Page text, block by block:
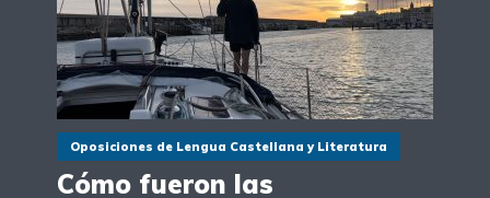
Oposiciones de Lengua Castellana y Literatura
Cómo fueron las